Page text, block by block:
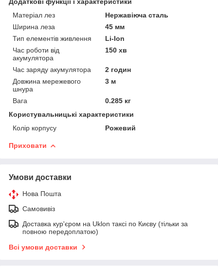
Матеріал лез
Нержавіюча сталь
Ширина леза
45 мм
Тип елементів живлення
Li-Ion
Час роботи від
акумулятора
150 хв
Час заряду акумулятора
2 годин
Довжина мережевого
шнура
3 м
Вага
0.285 кг
Користувальницькі характеристики
Колір корпусу
Рожевий
Приховати
Умови доставки
Нова Пошта
Самовивіз
Доставка кур'єром на Uklon таксі по Києву (тільки за
повною передоплатою)
Всі умови доставки